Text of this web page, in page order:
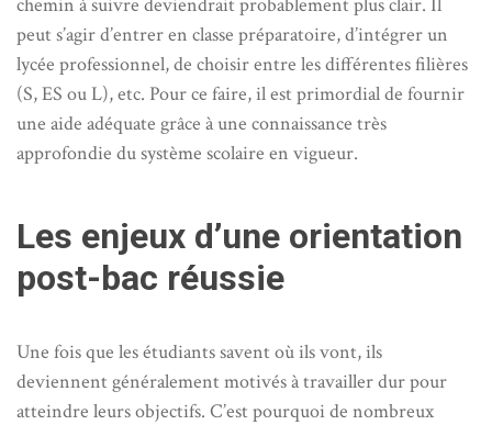
peut s’agir d’entrer en classe préparatoire, d’intégrer un
lycée professionnel, de choisir entre les différentes filières
(S, ES ou L), etc. Pour ce faire, il est primordial de fournir
une aide adéquate grâce à une connaissance très
approfondie du système scolaire en vigueur.
Les enjeux d’une orientation
post-bac réussie
Une fois que les étudiants savent où ils vont, ils
deviennent généralement motivés à travailler dur pour
atteindre leurs objectifs. C’est pourquoi de nombreux